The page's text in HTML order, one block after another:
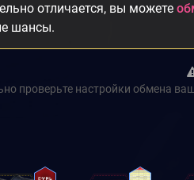
отличается, вы можете
шансы.
проверьте настройки обмена